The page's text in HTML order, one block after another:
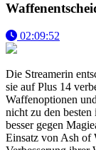
02:09:52
Die Streamerin
sie auf Plus 14
Waffenoptionen
nicht zu den
besser gegen
Einsatz von Ash of